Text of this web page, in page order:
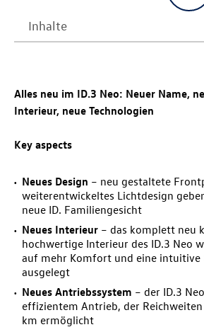
Alles neu im ID.3 Neo: Neuer Name,
Interieur, neue Technologien
Key aspects
Neues Design – neu gestaltete
weiterentwickeltes Lichtdesign
neue ID. Familiengesicht
Neues Interieur – das komplett neu
hochwertige Interieur des ID.3 Neo
auf mehr Komfort und eine intuitive
ausgelegt
Neues Antriebssystem – der ID.3 Neo
effizientem Antrieb, der
km ermöglicht